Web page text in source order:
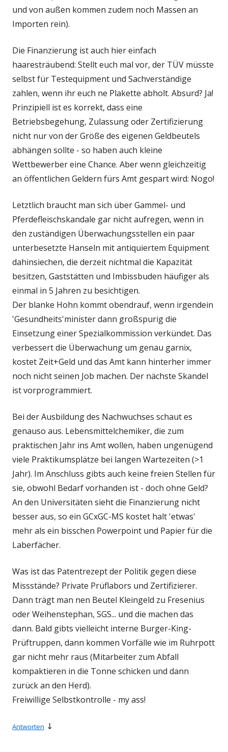
und von außen kommen zudem noch Massen an
Importen rein).
Die Finanzierung ist auch hier einfach
haaresträubend: Stellt euch mal vor, der TÜV müsste
selbst für Testequipment und Sachverständige
zahlen, wenn ihr euch ne Plakette abholt. Absurd? Ja!
Prinzipiell ist es korrekt, dass eine
Betriebsbegehung, Zulassung oder Zertifizierung
nicht nur von der Größe des eigenen Geldbeutels
abhängen sollte - so haben auch kleine
Wettbewerber eine Chance. Aber wenn gleichzeitig
an öffentlichen Geldern fürs Amt gespart wird: Nogo!
Letztlich braucht man sich über Gammel- und
Pferdefleischskandale gar nicht aufregen, wenn in
den zuständigen Überwachungsstellen ein paar
unterbesetzte Hanseln mit antiquiertem Equipment
dahinsiechen, die derzeit nichtmal die Kapazität
besitzen, Gaststätten und Imbissbuden häufiger als
einmal in 5 Jahren zu besichtigen.
Der blanke Hohn kommt obendrauf, wenn irgendein
'Gesundheits'minister dann großspurig die
Einsetzung einer Spezialkommission verkündet. Das
verbessert die Überwachung um genau garnix,
kostet Zeit+Geld und das Amt kann hinterher immer
noch nicht seinen Job machen. Der nächste Skandel
ist vorprogrammiert.
Bei der Ausbildung des Nachwuchses schaut es
genauso aus. Lebensmittelchemiker, die zum
praktischen Jahr ins Amt wollen, haben ungenügend
viele Praktikumsplätze bei langen Wartezeiten (>1
Jahr). Im Anschluss gibts auch keine freien Stellen für
sie, obwohl Bedarf vorhanden ist - doch ohne Geld?
An den Universitäten sieht die Finanzierung nicht
besser aus, so ein GCxGC-MS kostet halt 'etwas'
mehr als ein bisschen Powerpoint und Papier für die
Laberfächer.
Was ist das Patentrezept der Politik gegen diese
Missstände? Private Prüflabors und Zertifizierer.
Dann trägt man nen Beutel Kleingeld zu Fresenius
oder Weihenstephan, SGS... und die machen das
dann. Bald gibts vielleicht interne Burger-King-
Prüftruppen, dann kommen Vorfälle wie im Ruhrpott
gar nicht mehr raus (Mitarbeiter zum Abfall
kompaktieren in die Tonne schicken und dann
zurück an den Herd).
Freiwillige Selbstkontrolle - my ass!
Antworten ↓